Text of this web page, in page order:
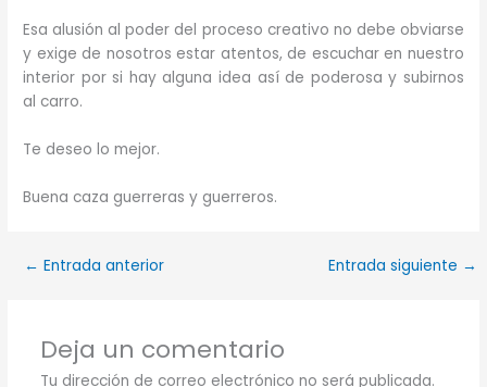
Esa alusión al poder del proceso creativo no debe obviarse
y exige de nosotros estar atentos, de escuchar en nuestro
interior por si hay alguna idea así de poderosa y subirnos
al carro.
Te deseo lo mejor.
Buena caza guerreras y guerreros.
← Entrada anterior Entrada siguiente →
Deja un comentario
Tu dirección de correo electrónico no será publicada.